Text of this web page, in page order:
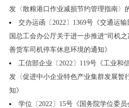
发〈散粮港口作业减损节约管理指南〉
交办运函〔2022〕1369号《交通运
国总工会办公厅关于进一步推进“司机
善货车司机停车休息环境的通知》
工信部企业〔2022〕119号《工业和
发〈促进中小企业特色产业集群发展暂
知》
学位〔2022〕15号《国务院学位委